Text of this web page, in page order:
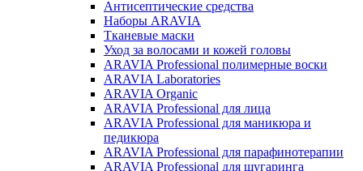
Антисептические средства
Наборы ARAVIA
Тканевые маски
Уход за волосами и кожей головы
ARAVIA Professional полимерные воски
ARAVIA Laboratories
ARAVIA Organic
ARAVIA Professional для лица
ARAVIA Professional для маникюра и
педикюра
ARAVIA Professional для парафинотерапии
ARAVIA Professional для шугаринга